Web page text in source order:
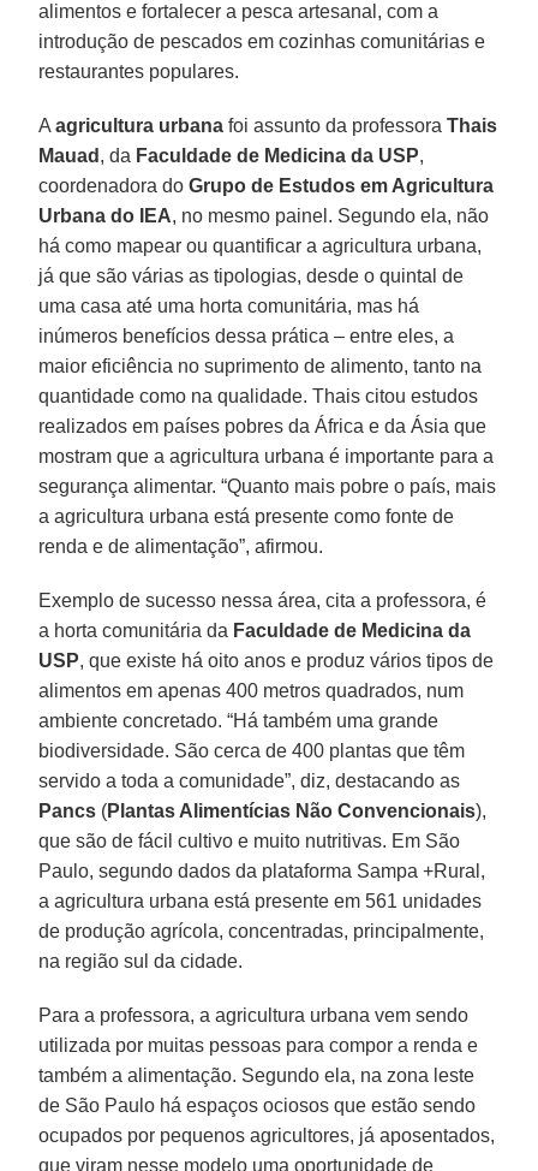
alimentos e fortalecer a pesca artesanal, com a
introdução de pescados em cozinhas comunitárias e
restaurantes populares.
Aagricultura urbana foi assunto da professoraThais
Mauad , da Faculdade de Medicina da USP,
coordenadora doGrupo de Estudos em Agricultura
Urbana do IEA, no mesmo painel. Segundo ela, não
há como mapear ou quantificar a agricultura urbana,
já que são várias as tipologias, desde o quintal de
uma casa até uma horta comunitária, mas há
inúmeros benefícios dessa prática – entre eles, a
maior eficiência no suprimento de alimento, tanto na
quantidade como na qualidade. Thais citou estudos
realizados em países pobres da África e da Ásia que
mostram que a agricultura urbana é importante para a
segurança alimentar. “Quanto mais pobre o país, mais
a agricultura urbana está presente como fonte de
renda e de alimentação”, afirmou.
Exemplo de sucesso nessa área, cita a professora, é
a horta comunitária da Faculdade de Medicina da
USP, que existe há oito anos e produz vários tipos de
alimentos em apenas 400 metros quadrados, num
ambiente concretado. “Há também uma grande
biodiversidade. São cerca de 400 plantas que têm
servido a toda a comunidade”, diz, destacando as
Pancs (Plantas Alimentícias Não Convencionais),
que são de fácil cultivo e muito nutritivas. Em São
Paulo, segundo dados da plataforma Sampa +Rural,
a agricultura urbana está presente em 561 unidades
de produção agrícola, concentradas, principalmente,
na região sul da cidade.
Para a professora, a agricultura urbana vem sendo
utilizada por muitas pessoas para compor a renda e
também a alimentação. Segundo ela, na zona leste
de São Paulo há espaços ociosos que estão sendo
ocupados por pequenos agricultores, já aposentados,
que viram nesse modelo uma oportunidade de